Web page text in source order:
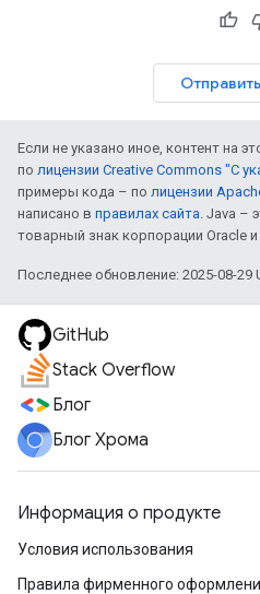
Если не указано иное, контент на
по лицензии Creative Commons "С
примеры кода – по лицензии
написано в правилах сайта. Java –
товарный знак корпорации Oracle
Последнее обновление: 2025-08-29
GitHub
Stack Overflow
Блог
Блог Хрома
Информация о продукте
Условия использования
Правила фирменного